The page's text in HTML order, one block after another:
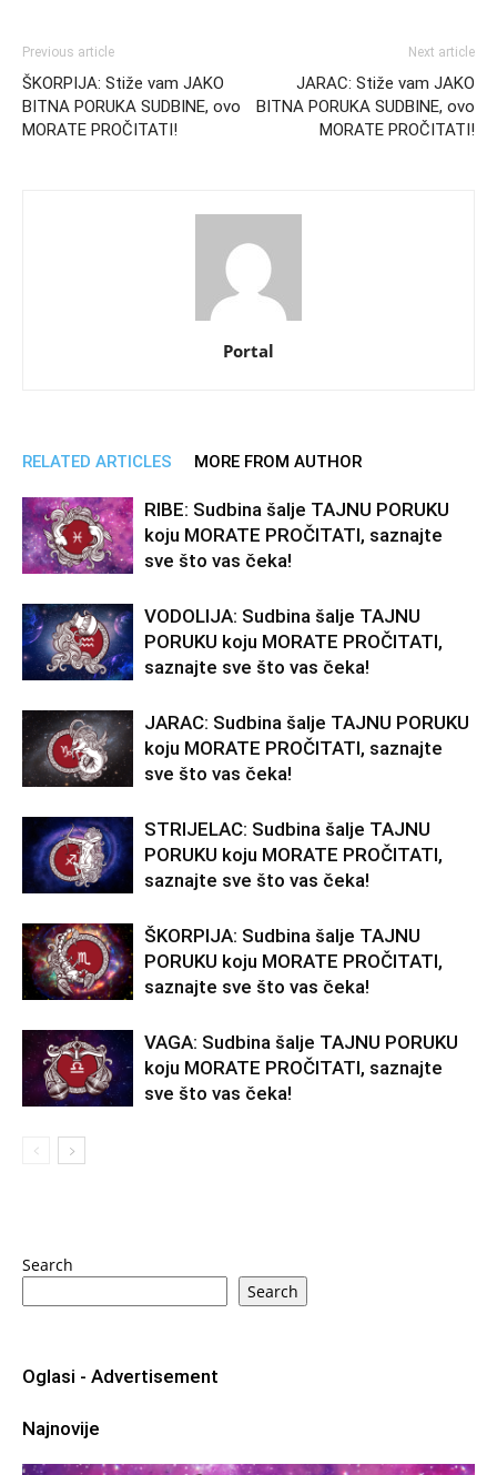
Previous article
ŠKORPIJA: Stiže vam JAKO
BITNA PORUKA SUDBINE, ovo
MORATE PROČITATI!
Next article
JARAC: Stiže vam JAKO
BITNA PORUKA SUDBINE, ovo
MORATE PROČITATI!
Portal
RELATED ARTICLES MORE FROM AUTHOR
RIBE: Sudbina šalje TAJNU PORUKU
koju MORATE PROČITATI, saznajte
sve što vas čeka!
VODOLIJA: Sudbina šalje TAJNU
PORUKU koju MORATE PROČITATI,
saznajte sve što vas čeka!
JARAC: Sudbina šalje TAJNU PORUKU
koju MORATE PROČITATI, saznajte
sve što vas čeka!
STRIJELAC: Sudbina šalje TAJNU
PORUKU koju MORATE PROČITATI,
saznajte sve što vas čeka!
ŠKORPIJA: Sudbina šalje TAJNU
PORUKU koju MORATE PROČITATI,
saznajte sve što vas čeka!
VAGA: Sudbina šalje TAJNU PORUKU
koju MORATE PROČITATI, saznajte
sve što vas čeka!
Search
Search
Oglasi - Advertisement
Najnovije